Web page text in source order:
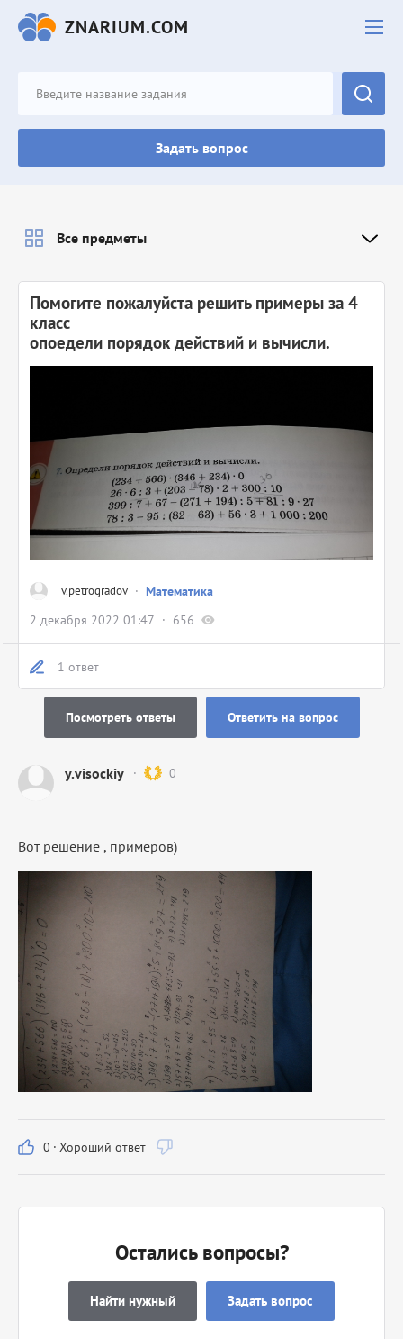
ZNARIUM.COM
Задать вопрос
v.petrogradov · Математика
2 декабря 2022 01:47
656
Помогите пожалуйста решить примеры за 4
класс
опоедели порядок действий и вычисли.
1 ответ
Посмотреть ответы Ответить на вопрос
y.visockiy 0
Вот решение , примеров)
0 · Хороший ответ
Остались вопросы?
Найти нужный Задать вопрос
Все предметы